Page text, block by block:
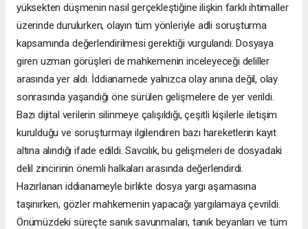
yüksekten düşmenin nasıl gerçekleştiğine ilişkin farklı ihtimaller
üzerinde durulurken, olayın tüm yönleriyle adli soruşturma
kapsamında değerlendirilmesi gerektiği vurgulandı. Dosyaya
giren uzman görüşleri de mahkemenin inceleyeceği deliller
arasında yer aldı. İddianamede yalnızca olay anına değil, olay
sonrasında yaşandığı öne sürülen gelişmelere de yer verildi.
Bazı dijital verilerin silinmeye çalışıldığı, çeşitli kişilerle iletişim
kurulduğu ve soruşturmayı ilgilendiren bazı hareketlerin kayıt
altına alındığı ifade edildi. Savcılık, bu gelişmeleri de dosyadaki
delil zincirinin önemli halkaları arasında değerlendirdi.
Hazırlanan iddianameyle birlikte dosya yargı aşamasına
taşınırken, gözler mahkemenin yapacağı yargılamaya çevrildi.
Önümüzdeki süreçte sanık savunmaları, tanık beyanları ve tüm